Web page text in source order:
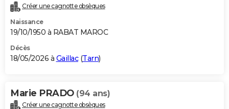
Dictionnaire
Biographies
Citations
Expressions
Proverbes
PROGRAMME TV
S'inscrire
Se connecter
Lycées
Collèges
Primaires
Universités
Entreprises
Service militaire
Avis de recherche
AVIS DE DÉCÈS
Bricolage
Lifestyle
Culture
Sport
Auto
Television
Voyage
Cinema
Créer une cagnotte obsèques
Naissance
19/10/1950 à RABAT MAROC
Décès
18/05/2026 à Gaillac(Tarn)
Marie PRADO (94 ans)
Créer une cagnotte obsèques